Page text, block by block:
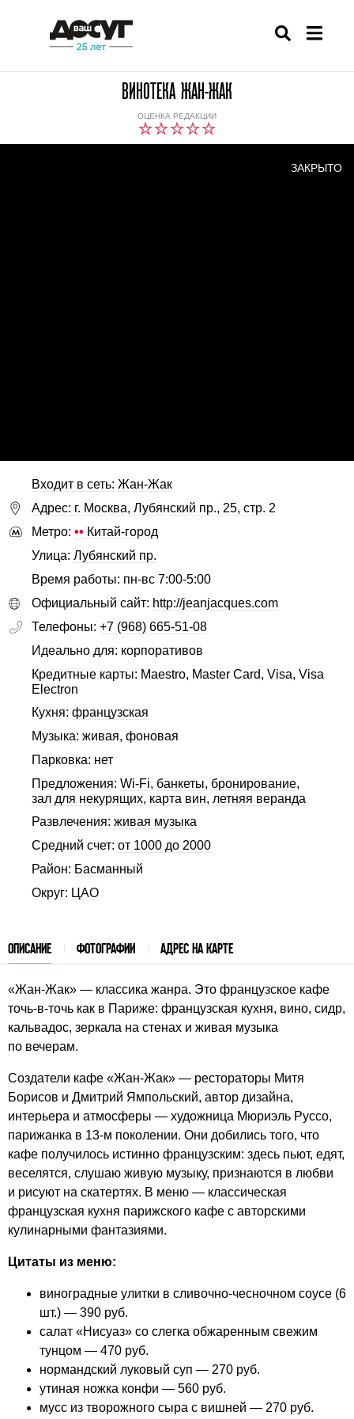
ВИНОТЕКА ЖАН-ЖАК
ОЦЕНКА РЕДАКЦИИ
Входит в сеть: Жан-Жак
Адрес: г. Москва, Лубянский пр., 25, стр. 2
Метро: •• Китай-город
Улица: Лубянский пр.
Время работы: пн-вс 7:00-5:00
Официальный сайт: http://jeanjacques.com
Телефоны: +7 (968) 665-51-08
Идеально для: корпоративов
Кредитные карты: Maestro, Master Card, Visa, Visa
Electron
Кухня: французская
Музыка: живая, фоновая
Парковка: нет
Предложения: Wi-Fi, банкеты, бронирование,
зал для некурящих, карта вин, летняя веранда
Развлечения: живая музыка
Средний счет: от 1000 до 2000
Район: Басманный
Округ: ЦАО
ОПИСАНИЕ ФОТОГРАФИИ АДРЕС НА КАРТЕ
«Жан-Жак» — классика жанра. Это французское кафе
точь-в-точь как в Париже: французская кухня, вино, сидр,
кальвадос, зеркала на стенах и живая музыка
по вечерам.
Создатели кафе «Жан-Жак» — рестораторы Митя
Борисов и Дмитрий Ямпольский, автор дизайна,
интерьера и атмосферы — художница Мюриэль Руссо,
парижанка в 13-м поколении. Они добились того, что
кафе получилось истинно французским: здесь пьют, едят,
веселятся, слушаю живую музыку, признаются в любви
и рисуют на скатертях. В меню — классическая
французская кухня парижского кафе с авторскими
кулинарными фантазиями.
Цитаты из меню:
виноградные улитки в сливочно-чесночном соусе (6
шт.) — 390 руб.
салат «Нисуаз» со слегка обжаренным свежим
тунцом — 470 руб.
нормандский луковый суп — 270 руб.
утиная ножка конфи — 560 руб.
мусс из творожного сыра с вишней — 270 руб.